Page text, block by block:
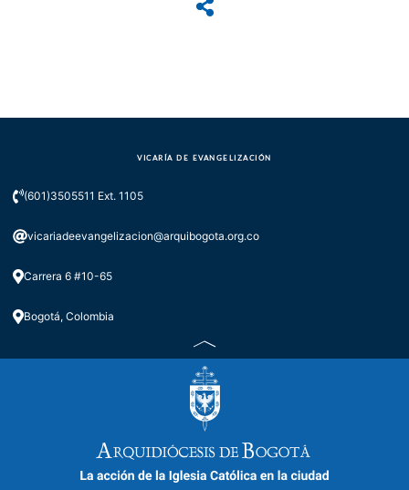
VICARÍA DE EVANGELIZACIÓN
(601)3505511 Ext. 1105
vicariadeevangelizacion@arquibogota.org.co
Carrera 6 #10-65
Bogotá, Colombia